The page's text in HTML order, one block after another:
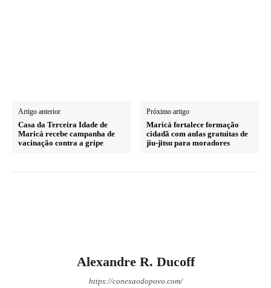
Artigo anterior
Casa da Terceira Idade de
Maricá recebe campanha de
vacinação contra a gripe
Próximo artigo
Maricá fortalece formação
cidadã com aulas gratuitas de
jiu-jitsu para moradores
Alexandre R. Ducoff
https://conexaodopovo.com/